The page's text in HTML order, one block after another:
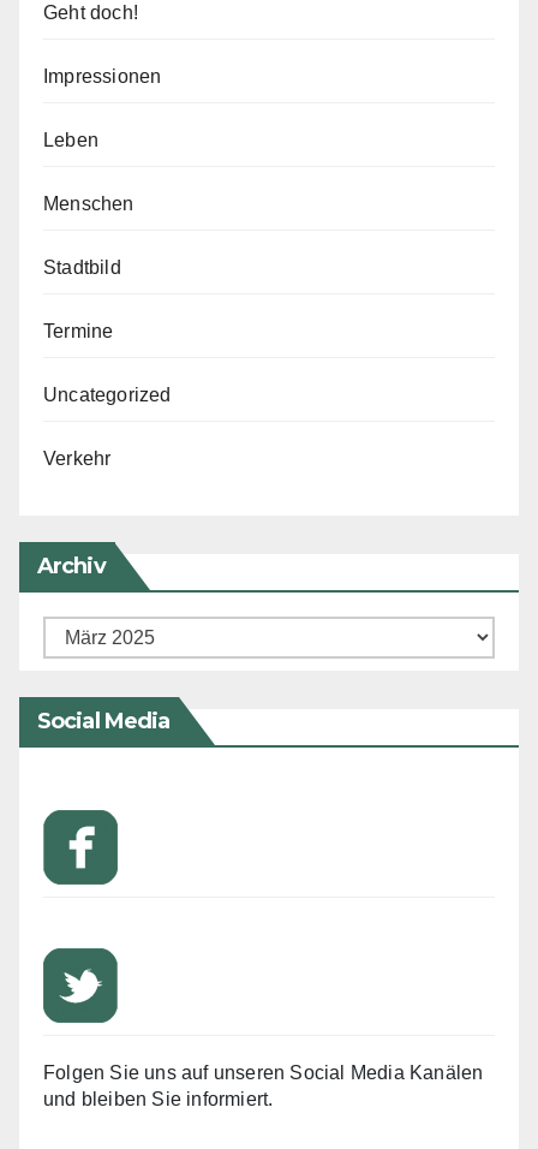
Geht doch!
Impressionen
Leben
Menschen
Stadtbild
Termine
Uncategorized
Verkehr
Archiv
Archiv
Social Media
Folgen Sie uns auf unseren Social Media Kanälen
und bleiben Sie informiert.